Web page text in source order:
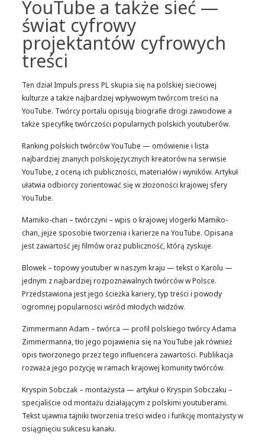
YouTube a także sieć —
świat cyfrowy
projektantów cyfrowych
treści
Ten dział Impuls.press PL skupia się na polskiej sieciowej
kulturze a także najbardziej wpływowym twórcom treści na
YouTube. Twórcy portalu opisują biografie drogi zawodowe a
także specyfikę twórczości popularnych polskich youtuberów.
Ranking polskich twórców YouTube — omówienie i lista
najbardziej znanych polskojęzycznych kreatorów na serwisie
YouTube, z oceną ich publiczności, materiałów i wyników. Artykuł
ułatwia odbiorcy zorientować się w złożoności krajowej sfery
YouTube.
Mamiko-chan – twórczyni – wpis o krajowej vlogerki Mamiko-
chan, jejże sposobie tworzenia i karierze na YouTube. Opisana
jest zawartość jej filmów oraz publiczność, którą zyskuje.
Blowek – topowy youtuber w naszym kraju — tekst o Karolu —
jednym z najbardziej rozpoznawalnych twórców w Polsce.
Przedstawiona jest jego ścieżka kariery, typ treści i powody
ogromnej popularności wśród młodych widzów.
Zimmermann Adam – twórca — profil polskiego twórcy Adama
Zimmermanna, tło jego pojawienia się na YouTube jak również
opis tworzonego przez tego influencera zawartości. Publikacja
rozważa jego pozycję w ramach krajowej komunity twórców.
Kryspin Sobczak – montażysta — artykuł o Kryspin Sobczaku –
specjaliście od montażu działającym z polskimi youtuberami.
Tekst ujawnia tajniki tworzenia treści wideo i funkcję montażysty w
osiągnięciu sukcesu kanału.